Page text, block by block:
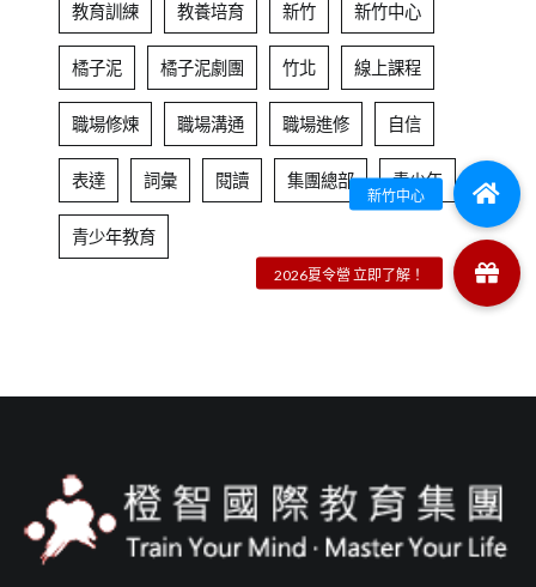
教育訓練 教養培育 新竹 新竹中心
橘子泥 橘子泥劇團 竹北 線上課程
職場修煉 職場溝通 職場進修 自信
表達 詞彙 閱讀 集團總部 青少年
青少年教育